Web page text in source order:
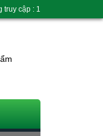
truy cập : 1